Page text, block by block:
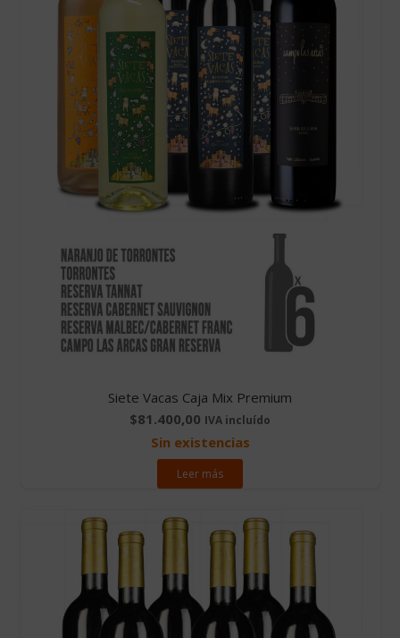
Siete Vacas Caja Mix Premium
$81.400,00 IVA incluído
Sin existencias
Leer más